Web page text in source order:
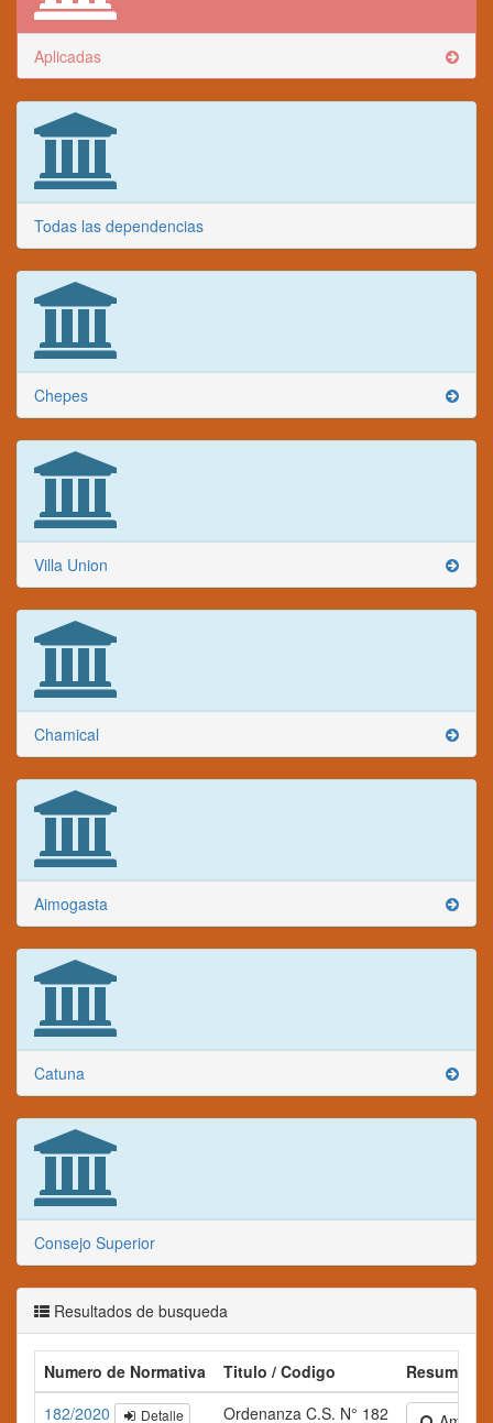
Aplicadas
Todas las dependencias
Chepes
Villa Union
Chamical
Aimogasta
Catuna
Consejo Superior
Resultados de busqueda
Numero de Normativa Titulo / Codigo
Resumen
182/2020
Detalle Ordenanza C.S. N° 182